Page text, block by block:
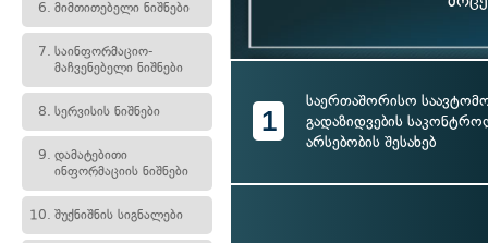
6. მიმთითებელი ნიშნები
7. საინფორმაციო-
მაჩვენებელი ნიშნები
8. სერვისის ნიშნები
9. დამატებითი
ინფორმაციის ნიშნები
10. შუქნიშნის სიგნალები
1
საერთაშორისო
გადაზიდვების
არსებობის შესახებ